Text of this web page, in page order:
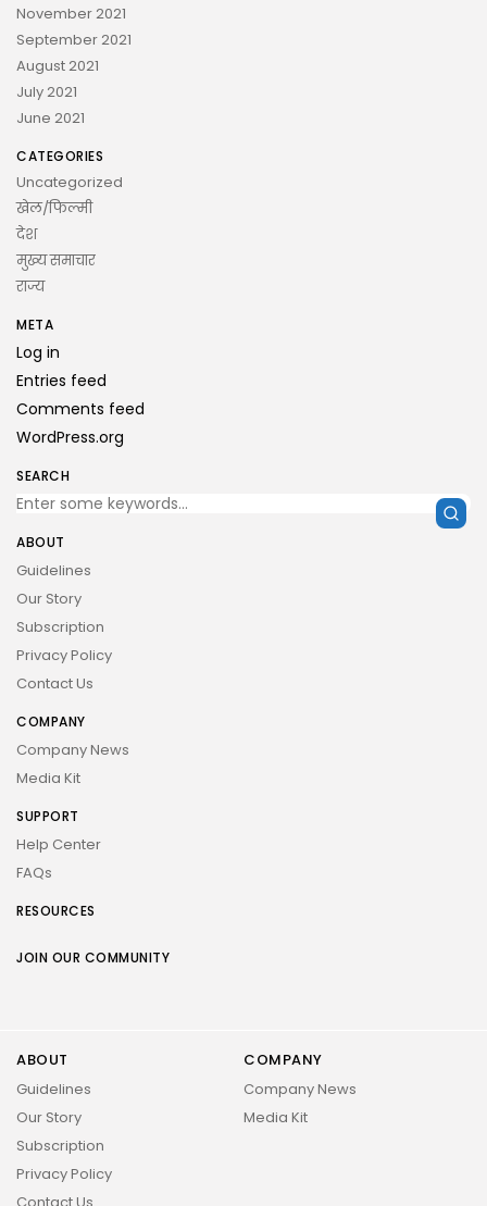
November 2021
September 2021
August 2021
July 2021
June 2021
CATEGORIES
Uncategorized
खेल/फिल्मी
देश
मुख्य समाचार
राज्य
META
Log in
Entries feed
Comments feed
WordPress.org
SEARCH
ABOUT
Guidelines
Our Story
Subscription
Privacy Policy
Contact Us
COMPANY
Company News
Media Kit
SUPPORT
Help Center
FAQs
RESOURCES
JOIN OUR COMMUNITY
ABOUT
Guidelines
Our Story
Subscription
Privacy Policy
COMPANY
Company News
Media Kit